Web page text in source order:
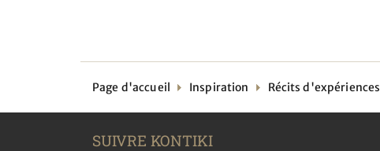
Page d'accueil Inspiration Récits d'expériences
SUIVRE KONTIKI